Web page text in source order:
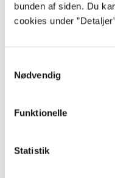
bunden af siden. Du
cookies under
Nødvendig
Funktionelle
Statistik
...
...